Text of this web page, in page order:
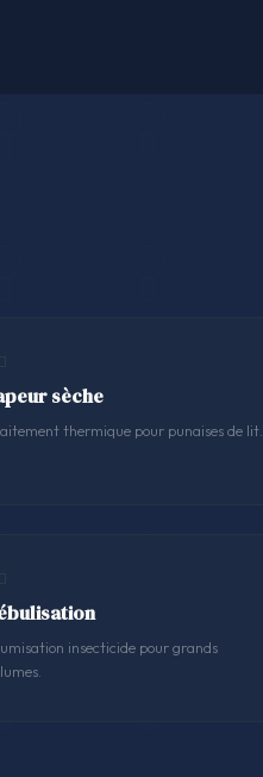
sèche
thermique pour punaises de lit.
insecticide pour grands